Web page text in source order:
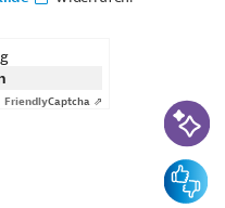
FriendlyCaptcha ⇗ KI-